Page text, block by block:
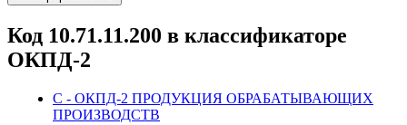
Код 10.71.11.200 в классификаторе
ОКПД-2
C - ОКПД-2 ПРОДУКЦИЯ ОБРАБАТЫВАЮЩИХ
ПРОИЗВОДСТВ